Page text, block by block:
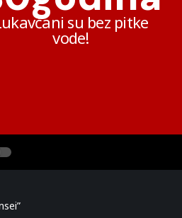
su bez pitke
vode!